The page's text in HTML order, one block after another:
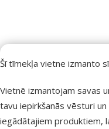
Šī tīmekļa vietne izmanto
Vietnē izmantojam savas
tavu iepirkšanās vēsturi
iegādātajiem produktiem,